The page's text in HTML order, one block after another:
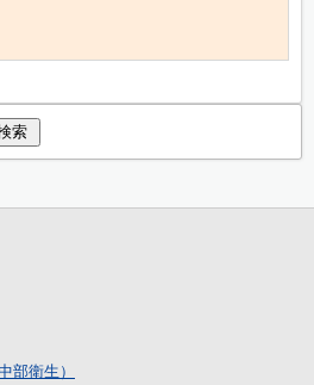
部衛生）